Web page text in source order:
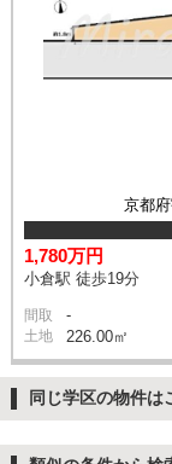
京都
1,780万円
小倉駅 徒歩19分
間取 -
土地 226.00㎡
同じ学区の物件は